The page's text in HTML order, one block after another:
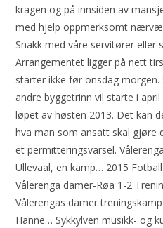
kragen og på innsiden av
med hjelp oppmerksomt
Snakk med våre servitører eller
Arrangementet ligger på nett
starter ikke før onsdag
andre byggetrinn vil starte i
løpet av høsten 2013. Det kan
hva man som ansatt skal gjøre
et permitteringsvarsel.
Ullevaal, en kamp… 2015
Vålerenga damer-Røa 1-2
Vålerengas damer
Hanne… Sykkylven musikk- og